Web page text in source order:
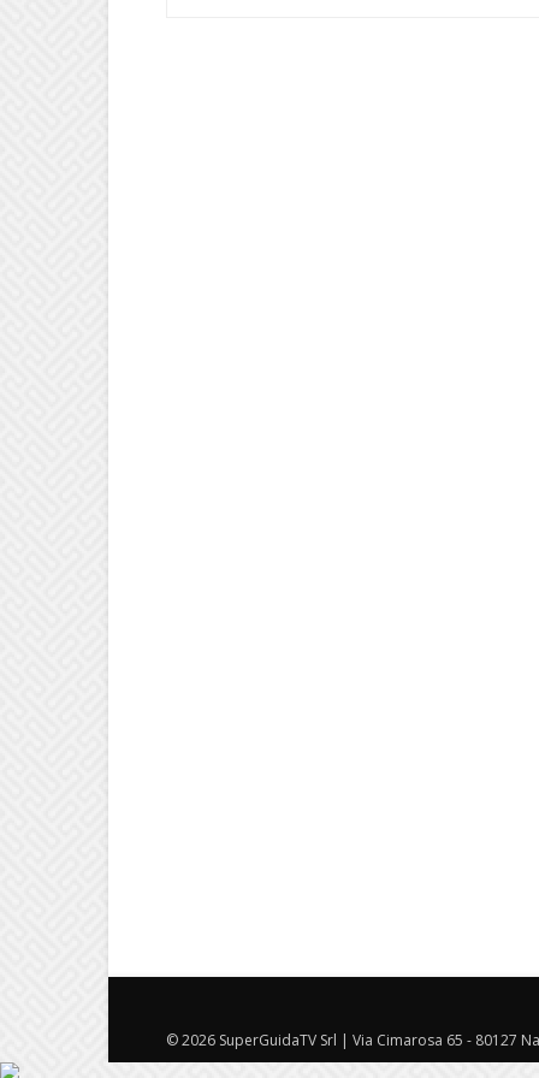
© 2026 SuperGuidaTV Srl | Via Cimarosa 65 - 80127